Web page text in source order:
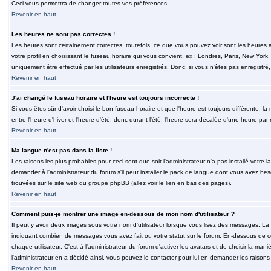
Ceci vous permettra de changer toutes vos préférences.
Revenir en haut
Les heures ne sont pas correctes !
Les heures sont certainement correctes, toutefois, ce que vous pouvez voir sont les
votre profil en choisissant le fuseau horaire qui vous convient, ex : Londres, Paris, New
uniquement être effectué par les utilisateurs enregistrés. Donc, si vous n'êtes pas
Revenir en haut
J'ai changé le fuseau horaire et l'heure est toujours incorrecte !
Si vous êtes sûr d'avoir choisi le bon fuseau horaire et que l'heure est toujours différente,
entre l'heure d'hiver et l'heure d'été, donc durant l'été, l'heure sera décalée d'une heure par
Revenir en haut
Ma langue n'est pas dans la liste !
Les raisons les plus probables pour ceci sont que soit l'administrateur n'a pas installé
demander à l'administrateur du forum s'il peut installer le pack de langue dont vous avez
trouvées sur le site web du groupe phpBB (allez voir le lien en bas des pages).
Revenir en haut
Comment puis-je montrer une image en-dessous de mon nom d'utilisateur ?
Il peut y avoir deux images sous votre nom d'utilisateur lorsque vous lisez des messages.
indiquant combien de messages vous avez fait ou votre statut sur le forum. En-dessous
chaque utilisateur. C'est à l'administrateur du forum d'activer les avatars et de choisir la
l'administrateur en a décidé ainsi, vous pouvez le contacter pour lui en demander les
Revenir en haut